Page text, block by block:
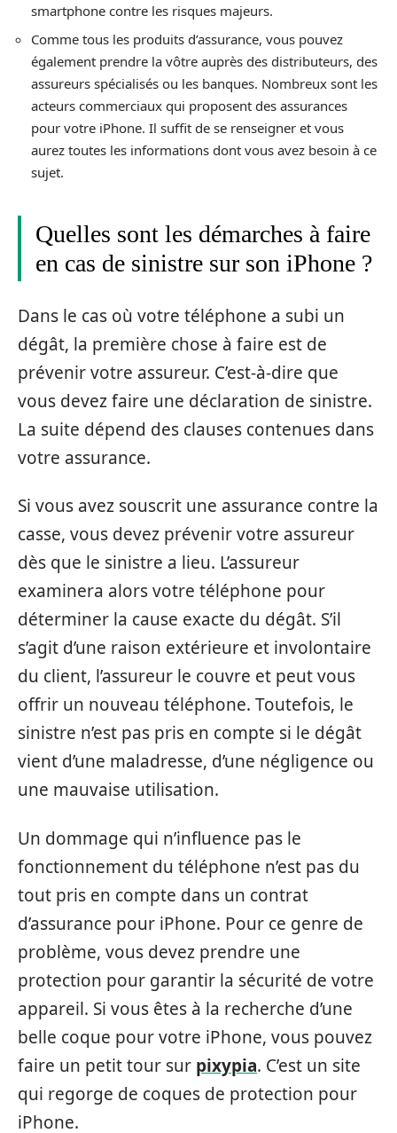
smartphone contre les risques majeurs.
Comme tous les produits d’assurance, vous pouvez
également prendre la vôtre auprès des distributeurs, des
assureurs spécialisés ou les banques. Nombreux sont les
acteurs commerciaux qui proposent des assurances
pour votre iPhone. Il suffit de se renseigner et vous
aurez toutes les informations dont vous avez besoin à ce
sujet.
Quelles sont les démarches à faire
en cas de sinistre sur son iPhone ?
Dans le cas où votre téléphone a subi un
dégât, la première chose à faire est de
prévenir votre assureur. C’est-à-dire que
vous devez faire une déclaration de sinistre.
La suite dépend des clauses contenues dans
votre assurance.
Si vous avez souscrit une assurance contre la
casse, vous devez prévenir votre assureur
dès que le sinistre a lieu. L’assureur
examinera alors votre téléphone pour
déterminer la cause exacte du dégât. S’il
s’agit d’une raison extérieure et involontaire
du client, l’assureur le couvre et peut vous
offrir un nouveau téléphone. Toutefois, le
sinistre n’est pas pris en compte si le dégât
vient d’une maladresse, d’une négligence ou
une mauvaise utilisation.
Un dommage qui n’influence pas le
fonctionnement du téléphone n’est pas du
tout pris en compte dans un contrat
d’assurance pour iPhone. Pour ce genre de
problème, vous devez prendre une
protection pour garantir la sécurité de votre
appareil. Si vous êtes à la recherche d’une
belle coque pour votre iPhone, vous pouvez
faire un petit tour sur pixypia. C’est un site
qui regorge de coques de protection pour
iPhone.